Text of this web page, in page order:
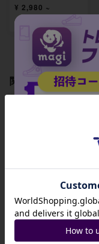
¥ 2,980 ~
出品数 1
関連製品
【ARS9】うるティ
-
出品数 0